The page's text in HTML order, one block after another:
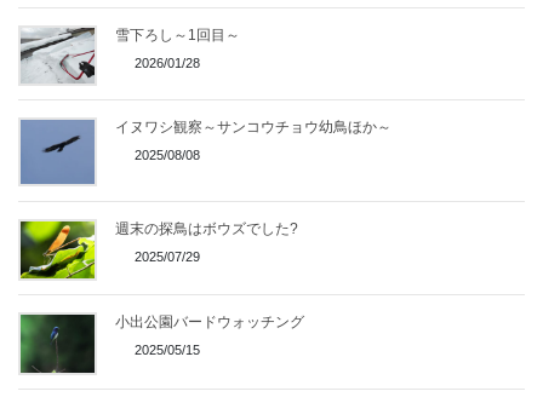
雪下ろし～1回目～
2026/01/28
イヌワシ観察～サンコウチョウ幼鳥ほか～
2025/08/08
週末の探鳥はボウズでした?
2025/07/29
小出公園バードウォッチング
2025/05/15